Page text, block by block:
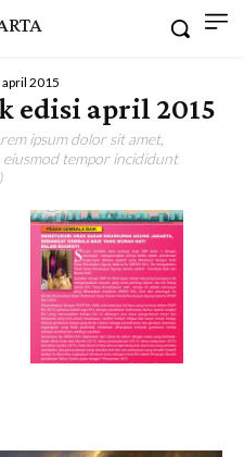
2015
edisi april 2015
ipsum dolor sit amet,
eiusmod tempor incididunt